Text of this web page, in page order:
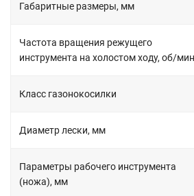
Габаритные размеры, мм
Частота вращения режущего
инструмента на холостом ходу, об/мин
Класс газонокосилки
Диаметр лески, мм
Параметры рабочего инструмента
(ножа), мм